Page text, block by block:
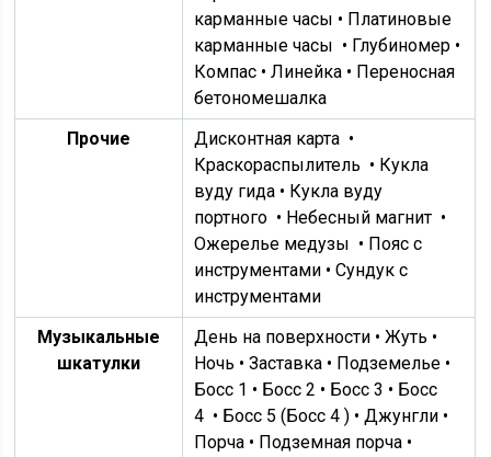
карманные часы • Платиновые
карманные часы • Глубиномер •
Компас • Линейка • Переносная
бетономешалка
Прочие
Дисконтная карта •
Краскораспылитель • Кукла
вуду гида • Кукла вуду
портного • Небесный магнит •
Ожерелье медузы • Пояс с
инструментами •Сундук с
инструментами
Музыкальные
шкатулки
День на поверхности • Жуть •
Ночь • Заставка • Подземелье •
Босс 1 • Босс 2 • Босс 3 • Босс
4 • Босс 5 (Босс 4) • Джунгли •
Порча • Подземная порча •